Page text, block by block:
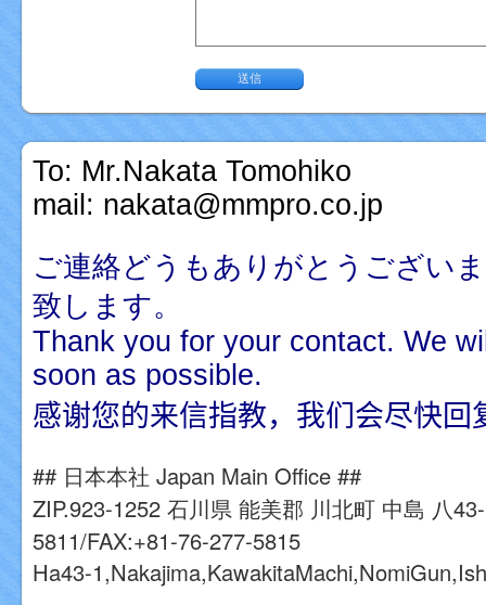
To: Mr.Nakata Tomohiko
mail: nakata@mmpro.co.jp
ご連絡どうもありがとうござい
致します。
Thank you for your contact. We
soon as possible.
感谢您的来信指教，我们会尽快回
## 日本本社 Japan Main Office ##
ZIP.923-1252 石川県 能美郡 川北町 中島 八
5811/FAX:+81-76-277-5815
Ha43-1,Nakajima,KawakitaMachi,NomiGun,